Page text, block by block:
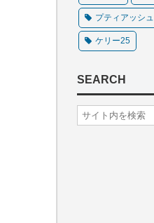
プティアッシュ
ケリー25
SEARCH